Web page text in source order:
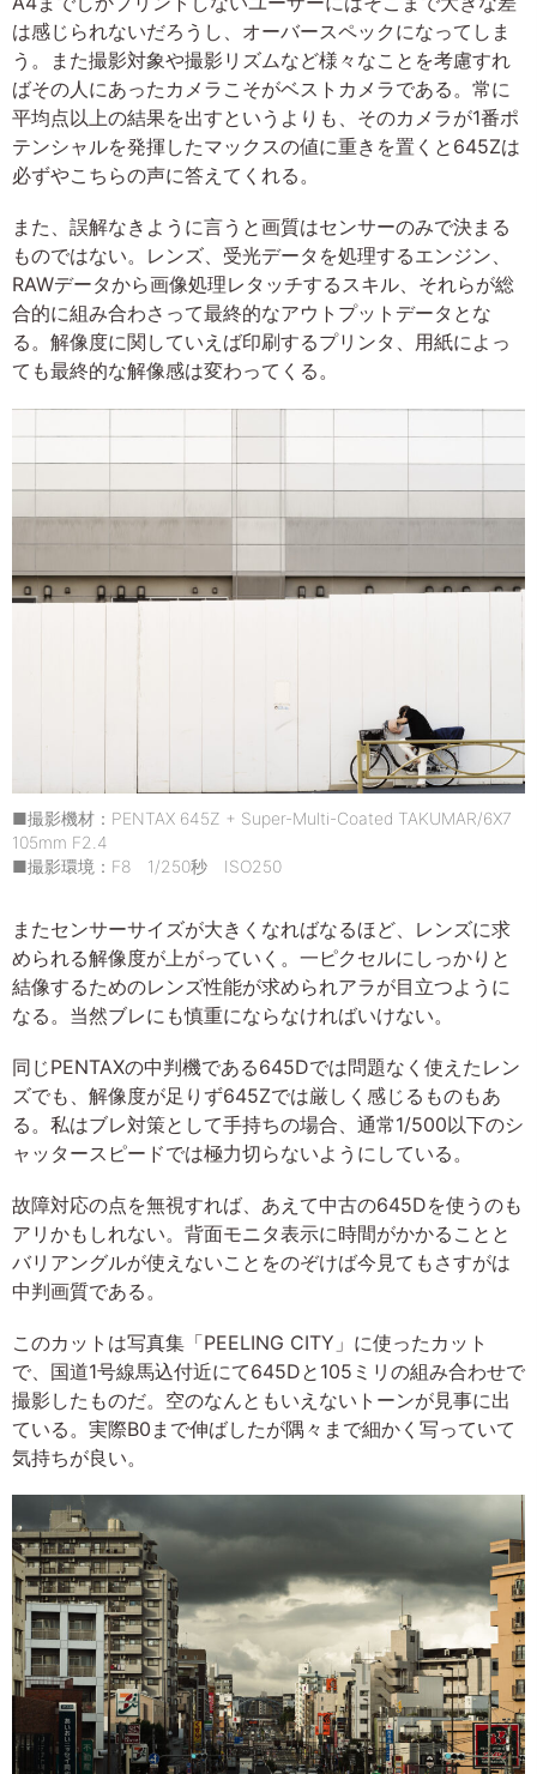
は感じられないだろうし、オーバースペックになってしま
う。また撮影対象や撮影リズムなど様々なことを考慮すれ
ばその人にあったカメラこそがベストカメラである。常に
平均点以上の結果を出すというよりも、そのカメラが1番ポ
テンシャルを発揮したマックスの値に重きを置くと645Zは
必ずやこちらの声に答えてくれる。
また、誤解なきように言うと画質はセンサーのみで決まる
ものではない。レンズ、受光データを処理するエンジン、
RAWデータから画像処理レタッチするスキル、それらが総
合的に組み合わさって最終的なアウトプットデータとな
る。解像度に関していえば印刷するプリンタ、用紙によっ
ても最終的な解像感は変わってくる。
■撮影機材：PENTAX 645Z + Super-Multi-Coated TAKUMAR/6X7
105mm F2.4
■撮影環境：F8 1/250秒 ISO250
またセンサーサイズが大きくなればなるほど、レンズに求
められる解像度が上がっていく。一ピクセルにしっかりと
結像するためのレンズ性能が求められアラが目立つように
なる。当然ブレにも慎重にならなければいけない。
同じPENTAXの中判機である645Dでは問題なく使えたレン
ズでも、解像度が足りず645Zでは厳しく感じるものもあ
る。私はブレ対策として手持ちの場合、通常1/500以下のシ
ャッタースピードでは極力切らないようにしている。
故障対応の点を無視すれば、あえて中古の645Dを使うのも
アリかもしれない。背面モニタ表示に時間がかかることと
バリアングルが使えないことをのぞけば今見てもさすがは
中判画質である。
このカットは写真集「PEELING CITY」に使ったカット
で、国道1号線馬込付近にて645Dと105ミリの組み合わせで
撮影したものだ。空のなんともいえないトーンが見事に出
ている。実際B0まで伸ばしたが隅々まで細かく写っていて
気持ちが良い。